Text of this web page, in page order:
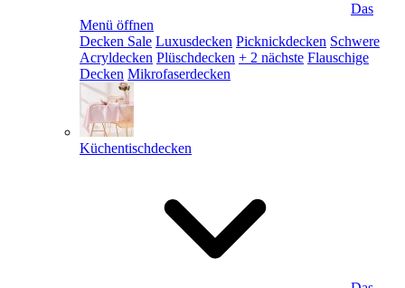
Das
Menü öffnen
Decken Sale Luxusdecken Picknickdecken Schwere
Acryldecken Plüschdecken + 2 nächste Flauschige
Decken Mikrofaserdecken
Küchentischdecken